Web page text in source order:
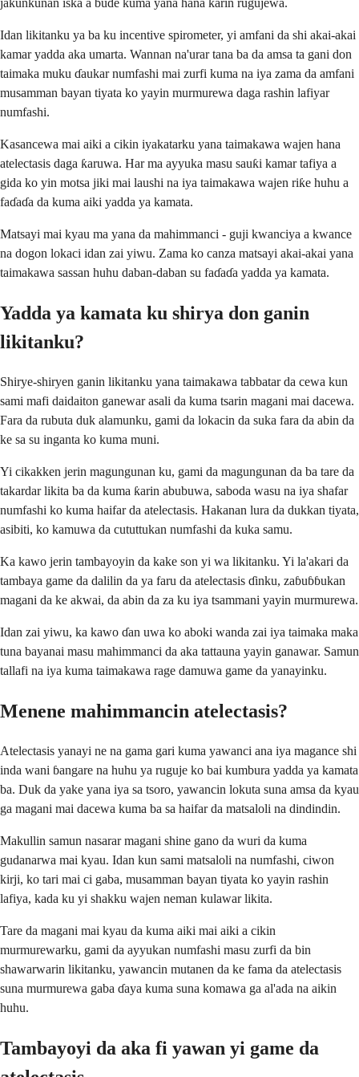
jakunkunan iska a buɗe kuma yana hana ƙarin rugujewa.
Idan likitanku ya ba ku incentive spirometer, yi amfani da shi akai-akai
kamar yadda aka umarta. Wannan na'urar tana ba da amsa ta gani don
taimaka muku ɗaukar numfashi mai zurfi kuma na iya zama da amfani
musamman bayan tiyata ko yayin murmurewa daga rashin lafiyar
numfashi.
Kasancewa mai aiki a cikin iyakatarku yana taimakawa wajen hana
atelectasis daga ƙaruwa. Har ma ayyuka masu sauƙi kamar tafiya a
gida ko yin motsa jiki mai laushi na iya taimakawa wajen riƙe huhu a
faɗaɗa da kuma aiki yadda ya kamata.
Matsayi mai kyau ma yana da mahimmanci - guji kwanciya a kwance
na dogon lokaci idan zai yiwu. Zama ko canza matsayi akai-akai yana
taimakawa sassan huhu daban-daban su faɗaɗa yadda ya kamata.
Yadda ya kamata ku shirya don ganin
likitanku?
Shirye-shiryen ganin likitanku yana taimakawa tabbatar da cewa kun
sami mafi daidaiton ganewar asali da kuma tsarin magani mai dacewa.
Fara da rubuta duk alamunku, gami da lokacin da suka fara da abin da
ke sa su inganta ko kuma muni.
Yi cikakken jerin magungunan ku, gami da magungunan da ba tare da
takardar likita ba da kuma ƙarin abubuwa, saboda wasu na iya shafar
numfashi ko kuma haifar da atelectasis. Hakanan lura da dukkan tiyata,
asibiti, ko kamuwa da cututtukan numfashi da kuka samu.
Ka kawo jerin tambayoyin da kake son yi wa likitanku. Yi la'akari da
tambaya game da dalilin da ya faru da atelectasis ɗinku, zaɓuɓɓukan
magani da ke akwai, da abin da za ku iya tsammani yayin murmurewa.
Idan zai yiwu, ka kawo ɗan uwa ko aboki wanda zai iya taimaka maka
tuna bayanai masu mahimmanci da aka tattauna yayin ganawar. Samun
tallafi na iya kuma taimakawa rage damuwa game da yanayinku.
Menene mahimmancin atelectasis?
Atelectasis yanayi ne na gama gari kuma yawanci ana iya magance shi
inda wani ɓangare na huhu ya ruguje ko bai kumbura yadda ya kamata
ba. Duk da yake yana iya sa tsoro, yawancin lokuta suna amsa da kyau
ga magani mai dacewa kuma ba sa haifar da matsaloli na dindindin.
Makullin samun nasarar magani shine gano da wuri da kuma
gudanarwa mai kyau. Idan kun sami matsaloli na numfashi, ciwon
kirji, ko tari mai ci gaba, musamman bayan tiyata ko yayin rashin
lafiya, kada ku yi shakku wajen neman kulawar likita.
Tare da magani mai kyau da kuma aiki mai aiki a cikin
murmurewarku, gami da ayyukan numfashi masu zurfi da bin
shawarwarin likitanku, yawancin mutanen da ke fama da atelectasis
suna murmurewa gaba ɗaya kuma suna komawa ga al'ada na aikin
huhu.
Tambayoyi da aka fi yawan yi game da